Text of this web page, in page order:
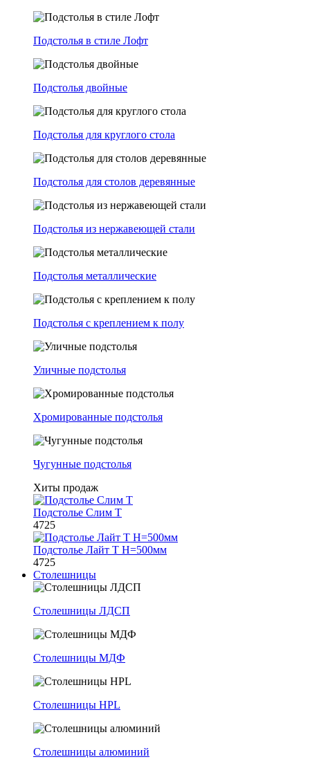
Подстолья в стиле Лофт
Подстолья двойные
Подстолья для круглого стола
Подстолья для столов деревянные
Подстолья из нержавеющей стали
Подстолья металлические
Подстолья с креплением к полу
Уличные подстолья
Хромированные подстолья
Чугунные подстолья
Хиты продаж
Подстолье Слим Т
4725
Подстолье Лайт Т H=500мм
4725
Столешницы
Столешницы ЛДСП
Столешницы МДФ
Столешницы HPL
Столешницы алюминий